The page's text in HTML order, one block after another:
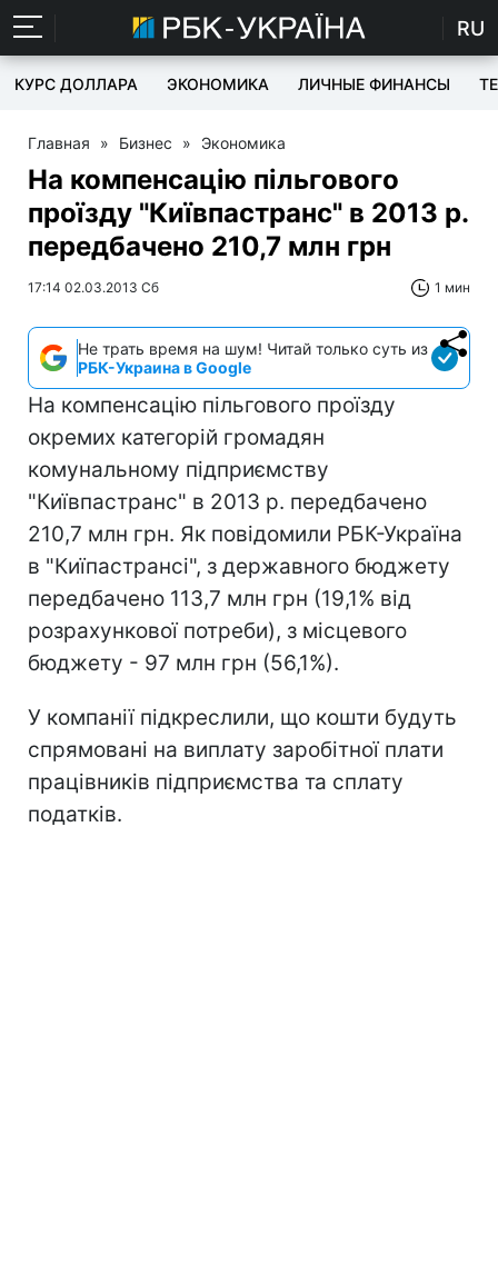
RU
КУРС ДОЛЛАРА ЭКОНОМИКА ЛИЧНЫЕ ФИНАНСЫ
Главная » Бизнес » Экономика
На компенсацію пільгового
проїзду "Київпастранс" в 2013 р.
передбачено 210,7 млн грн
17:14 02.03.2013 Сб 1 мин
Не трать время на шум! Читай только суть из
РБК-Украина в Google
На компенсацію пільгового проїзду
окремих категорій громадян
комунальному підприємству
"Київпастранс" в 2013 р. передбачено
210,7 млн грн. Як повідомили РБК-Україна
в "Киїпастрансі", з державного бюджету
передбачено 113,7 млн грн (19,1% від
розрахункової потреби), з місцевого
бюджету - 97 млн грн (56,1%).
У компанії підкреслили, що кошти будуть
спрямовані на виплату заробітної плати
працівників підприємства та сплату
податків.